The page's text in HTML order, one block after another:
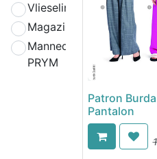
Vlieseline
Magazines
Mannequin
PRYM
Patron
Pantalon